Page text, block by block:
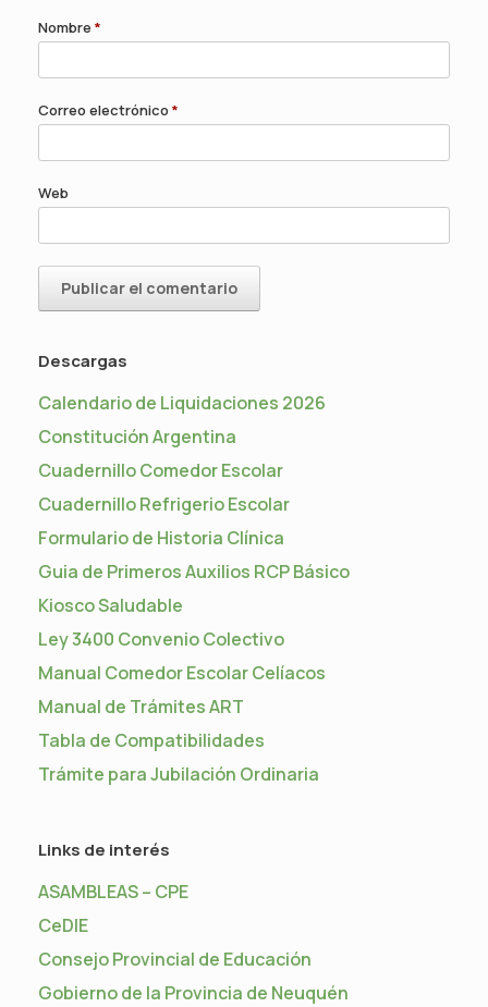
Nombre *
Correo electrónico *
Web
Descargas
Calendario de Liquidaciones 2026
Constitución Argentina
Cuadernillo Comedor Escolar
Cuadernillo Refrigerio Escolar
Formulario de Historia Clínica
Guia de Primeros Auxilios RCP Básico
Kiosco Saludable
Ley 3400 Convenio Colectivo
Manual Comedor Escolar Celíacos
Manual de Trámites ART
Tabla de Compatibilidades
Trámite para Jubilación Ordinaria
Links de interés
ASAMBLEAS – CPE
CeDIE
Consejo Provincial de Educación
Gobierno de la Provincia de Neuquén